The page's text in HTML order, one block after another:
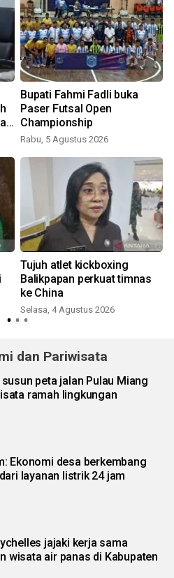
Bupati Fahmi Fadli buka
Paser Futsal Open
Championship
Rabu, 5 Agustus 2026
Tujuh atlet kickboxing
Balikpapan perkuat timnas
ke China
Selasa, 4 Agustus 2026
dan Pariwisata
peta jalan Pulau Miang
ramah lingkungan
Ekonomi desa berkembang
layanan listrik 24 jam
jajaki kerja sama
wisata air panas di Kabupaten